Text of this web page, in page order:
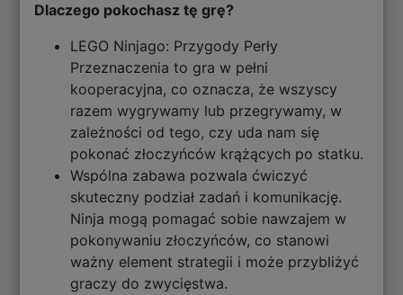
Dlaczego pokochasz tę grę?
LEGO Ninjago: Przygody Perły
Przeznaczenia to gra w pełni
kooperacyjna, co oznacza, że wszyscy
razem wygrywamy lub przegrywamy, w
zależności od tego, czy uda nam się
pokonać złoczyńców krążących po statku.
Wspólna zabawa pozwala ćwiczyć
skuteczny podział zadań i komunikację.
Ninja mogą pomagać sobie nawzajem w
pokonywaniu złoczyńców, co stanowi
ważny element strategii i może przybliżyć
graczy do zwycięstwa.